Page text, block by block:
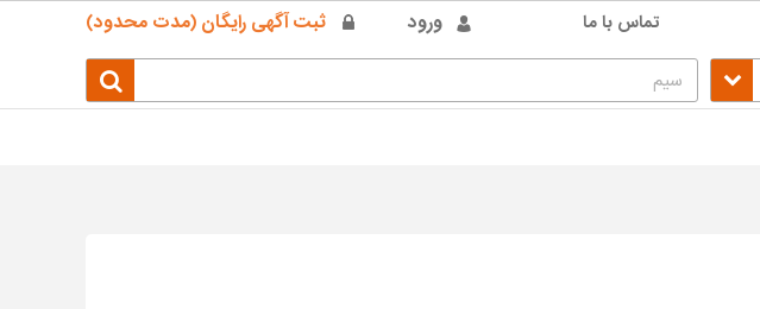
ورود ثبت آگهی رایگان (مدت محدود) تماس با ما